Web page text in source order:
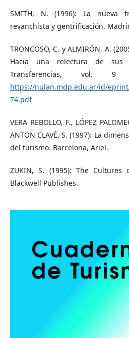
SMITH, N. (1996): La nueva
revanchista y gentrificación.
TRONCOSO, C. y ALMIRÓN, A.
Hacia una relectura de sus
Transferencias, vol.
https://nulan.mdp.edu.ar/id/
74.pdf
VERA REBOLLO, F., LÓPEZ
ANTON CLAVÉ, S. (1997): La
del turismo. Barcelona, Ariel.
ZUKIN, S. (1995): The Cultures
Blackwell Publishes.